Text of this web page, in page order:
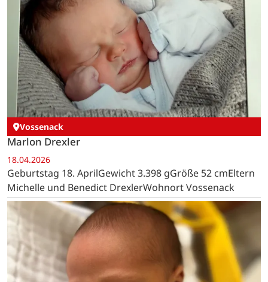
Vossenack
Marlon Drexler
18.04.2026
Geburtstag 18. AprilGewicht 3.398 gGröße 52 cmEltern
Michelle und Benedict DrexlerWohnort Vossenack